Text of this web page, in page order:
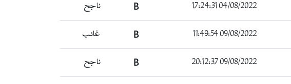
04/08/2022 17:24:31
B ناجح
09/08/2022 11:49:54
B غائب
09/08/2022 20:12:37
B ناجح